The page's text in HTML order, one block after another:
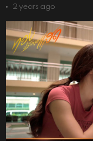
2 years ago